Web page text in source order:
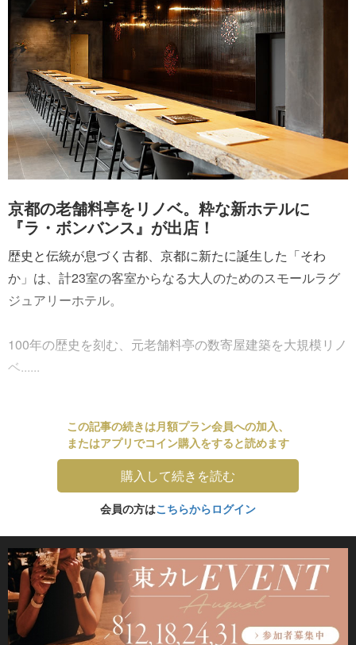
京都の老舗料亭をリノベ。粋な新ホテルに
『ラ・ボンバンス』が出店！
歴史と伝統が息づく古都、京都に新たに誕生した「そわ
か」は、計23室の客室からなる大人のためのスモールラグ
ジュアリーホテル。
100年の歴史を刻む、元老舗料亭の数寄屋建築を大規模リノ
ベ......
この記事の続きは月額プラン会員への加入、
またはアプリでコイン購入をすると読めます
購入して続きを読む
会員の方はこちらからログイン